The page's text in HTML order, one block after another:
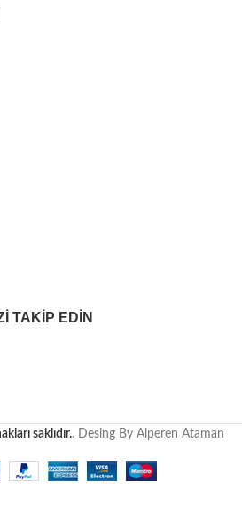
TAKIP EDIN
saklıdır.. Desing By Alperen Ataman